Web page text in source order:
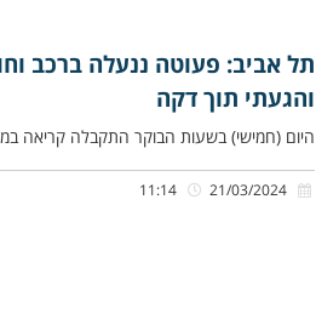
תל אביב: פעוטה ננעלה ברכב
והגעתי תוך דקה
היום (חמישי) בשעות הבוקר התקבלה קריאה